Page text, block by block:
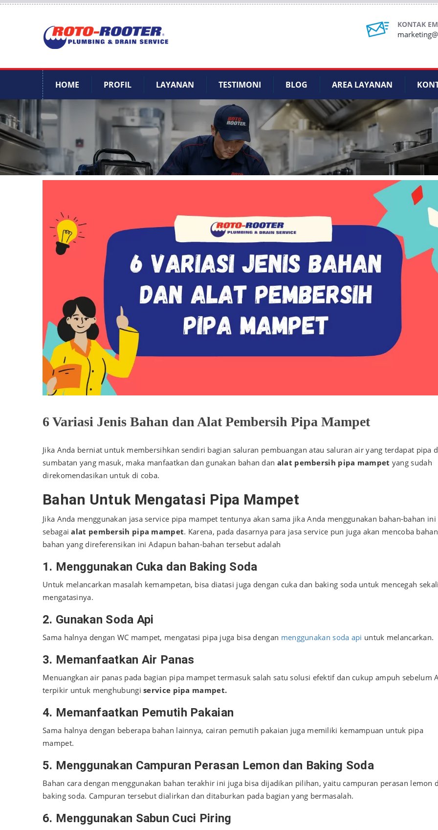
KONTAK
HOME PROFIL LAYANAN TESTIMONI BLOG AREA LAYANAN
6 Variasi Jenis Bahan dan Alat Pembersih Pipa Mampet
Jika Anda berniat untuk membersihkan sendiri bagian saluran pembuangan atau saluran air yang terdapat pipa
sumbatan yang masuk, maka manfaatkan dan gunakan bahan dan alat pembersih pipa mampet yang sudah
direkomendasikan untuk di coba.
Bahan Untuk Mengatasi Pipa Mampet
Jika Anda menggunakan jasa service pipa mampet tentunya akan sama jika Anda menggunakan bahan-bahan ini
sebagaialat pembersih pipa mampet. Karena, pada dasarnya para jasa service pun juga akan mencoba
bahan yang direferensikan ini Adapun bahan-bahan tersebut adalah
1. Menggunakan Cuka dan Baking Soda
Untuk melancarkan masalah kemampetan, bisa diatasi juga dengan cuka dan baking soda untuk mencegah
mengatasinya.
2. Gunakan Soda Api
Sama halnya dengan WC mampet, mengatasi pipa juga bisa dengan menggunakan soda api untuk melancarkan.
3. Memanfaatkan Air Panas
Menuangkan air panas pada bagian pipa mampet termasuk salah satu solusi efektif dan cukup ampuh sebelum
terpikir untuk menghubungiservice pipa mampet.
4. Memanfaatkan Pemutih Pakaian
Sama halnya dengan beberapa bahan lainnya, cairan pemutih pakaian juga memiliki kemampuan untuk pipa
mampet.
5. Menggunakan Campuran Perasan Lemon dan Baking Soda
Bahan cara dengan menggunakan bahan terakhir ini juga bisa dijadikan pilihan, yaitu campuran perasan lemon
baking soda. Campuran tersebut dialirkan dan ditaburkan pada bagian yang bermasalah.
6. Menggunakan Sabun Cuci Piring